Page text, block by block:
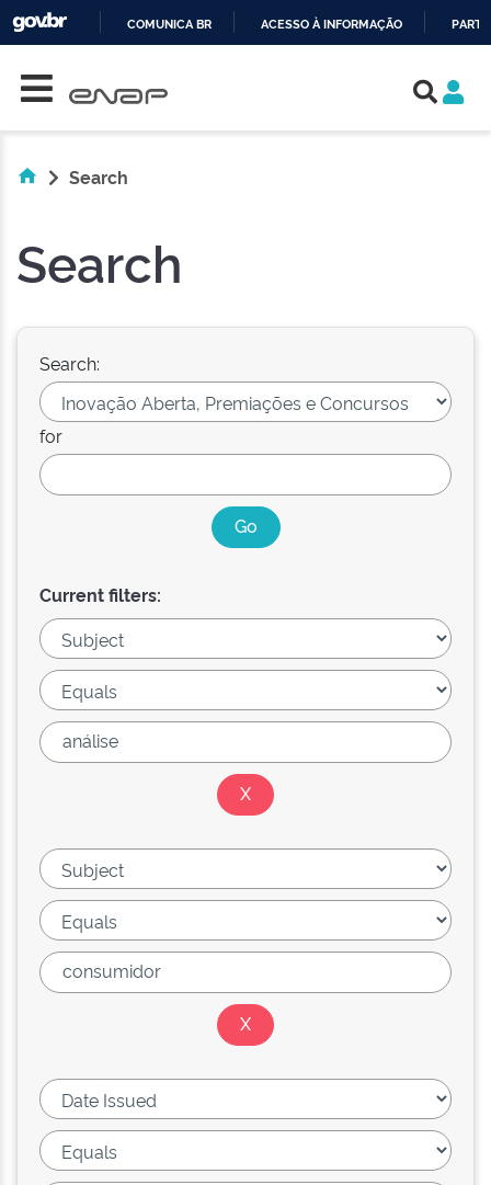
COMUNICA BR ACESSO À INFORMAÇÃO
Search
Search
Search:
for
Current filters: